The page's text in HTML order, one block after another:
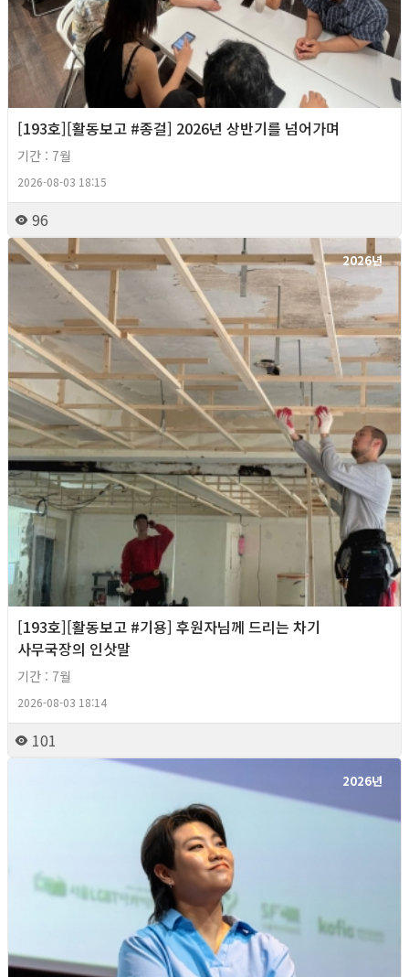
[193호][활동보고 #종걸] 2026년 상반기를 넘어가며
기간 : 7월
2026-08-03 18:15
96
2026년
[193호][활동보고 #기용] 후원자님께 드리는 차기
사무국장의 인삿말
기간 : 7월
2026-08-03 18:14
101
2026년